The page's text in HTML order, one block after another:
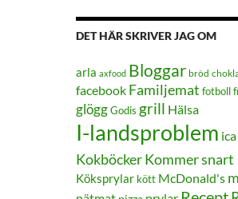
DET HÄR SKRIVER JAG OM
arla axfood Bloggar bröd
facebook Familjemat fotboll
glöggGodis grill Hälsa
I-landsproblem ica
KokböckerKommer snart
Köksprylar kött McDonald's